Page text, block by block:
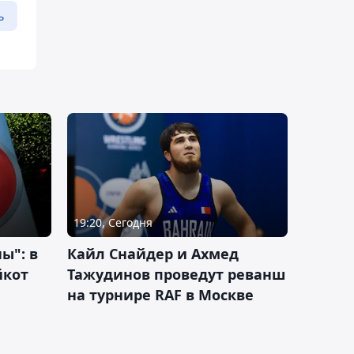
в
19:20, Сегодня
Кайл Снайдер и Ахмед
Тажудинов проведут реванш
на турнире RAF в Москве